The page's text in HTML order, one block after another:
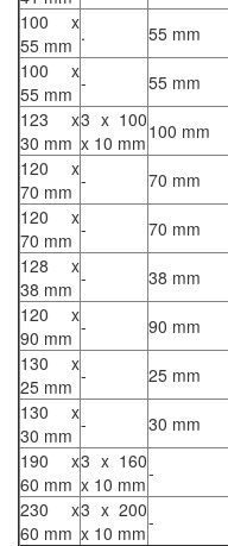
100 x
55 mm . 55 mm
100 x
55 mm - 55 mm
123 x
30 mm
3 x 100
x 10 mm 100 mm
120 x
70 mm - 70 mm
120 x
70 mm - 70 mm
128 x
38 mm - 38 mm
120 x
90 mm - 90 mm
130 x
25 mm - 25 mm
130 x
30 mm - 30 mm
190 x
60 mm
3 x 160
x 10 mm-
230 x
60 mm
3 x 200
x 10 mm-